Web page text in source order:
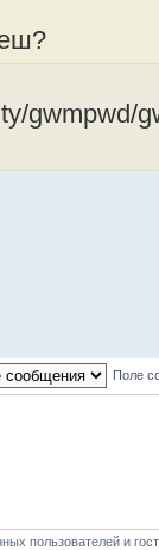
gwmpwd/
Поле
пользователей и